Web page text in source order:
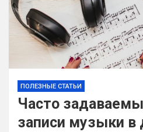
ПОЛЕЗНЫЕ СТАТЬИ
Часто
записи музыки